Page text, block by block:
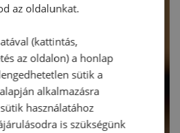
az oldalunkat.
(kattintás,
az oldalon) a honlap
sütik a
alkalmazásra
használatához
is szükségünk